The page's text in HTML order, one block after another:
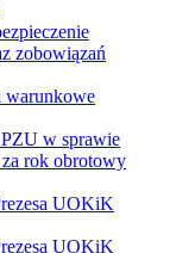
zobowiązań
warunkowe
w sprawie
rok obrotowy
UOKiK
UOKiK